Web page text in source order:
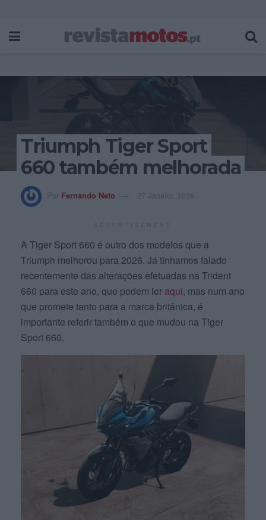
Triumph Tiger Sport
660 também melhorada
Por Fernando Neto 27 Janeiro, 2026
A Tiger Sport 660 é outro dos modelos que a
Triumph melhorou para 2026. Já tínhamos falado
recentemente das alterações efetuadas na Trident
660 para este ano, que podem ler aqui, mas num ano
que promete tanto para a marca britânica, é
importante referir também o que mudou na Tiger
Sport 660.